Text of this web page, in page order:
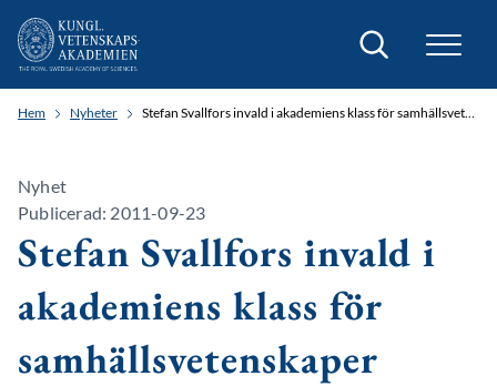
Sök
Hem Nyheter Stefan Svallfors invald i akademiens klass för samhällsvetenskaper
Nyhet
Publicerad: 2011-09-23
Stefan Svallfors invald i
akademiens klass för
samhällsvetenskaper